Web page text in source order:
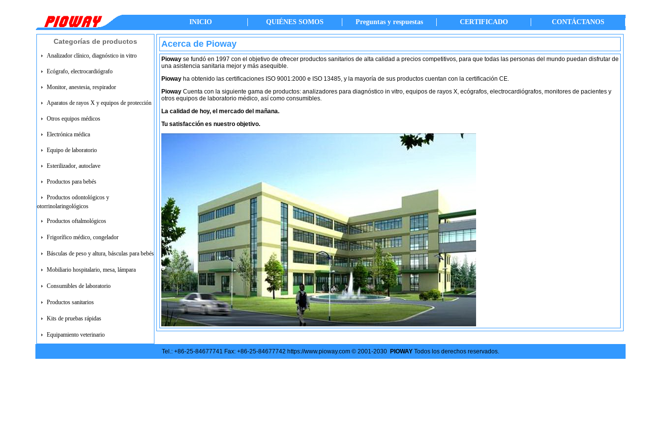
INICIO QUIÉNES SOMOS Preguntas y respuestas CERTIFICADO CONTÁCTANOS
Categorías de productos
Analizador clínico, diagnóstico in vitro
Ecógrafo, electrocardiógrafo
Monitor, anestesia, respirador
Aparatos de rayos X y equipos de protección
Otros equipos médicos
Electrónica médica
Equipo de laboratorio
Esterilizador, autoclave
Productos para bebés
Productos odontológicos y
otorrinolaringológicos
Productos oftalmológicos
Frigorífico médico, congelador
Básculas de peso y altura, básculas para bebés
Mobiliario hospitalario, mesa, lámpara
Consumibles de laboratorio
Productos sanitarios
Kits de pruebas rápidas
Equipamiento veterinario
Acerca de Pioway
Pioway se fundó en 1997 con el objetivo de ofrecer productos sanitarios de alta calidad a precios competitivos, para que todas las personas del mundo puedan disfrutar de
una asistencia sanitaria mejor y más asequible.
Pioway ha obtenido las certificaciones ISO 9001:2000 e ISO 13485, y la mayoría de sus productos cuentan con la certificación CE.
Pioway Cuenta con la siguiente gama de productos: analizadores para diagnóstico in vitro, equipos de rayos X, ecógrafos, electrocardiógrafos, monitores de pacientes y
otros equipos de laboratorio médico, así como consumibles.
La calidad de hoy, el mercado del mañana.
Tu satisfacción es nuestro objetivo.
Tel.: +86-25-84677741 Fax: +86-25-84677742 https://www.pioway.com © 2001-2030 PIOWAY Todos los derechos reservados.